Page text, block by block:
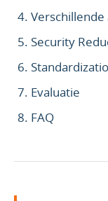
Verschillende
Security
Evaluatie
FAQ